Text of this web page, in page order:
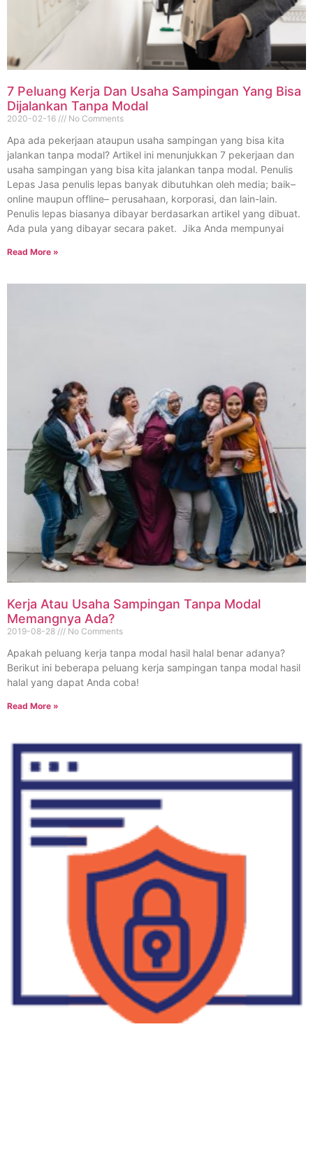
7 Peluang Kerja Dan Usaha Sampingan Yang Bisa
Dijalankan Tanpa Modal
2020-02-16 No Comments
Apa ada pekerjaan ataupun usaha sampingan yang bisa kita
jalankan tanpa modal? Artikel ini menunjukkan 7 pekerjaan dan
usaha sampingan yang bisa kita jalankan tanpa modal. Penulis
Lepas Jasa penulis lepas banyak dibutuhkan oleh media; baik–
online maupun offline– perusahaan, korporasi, dan lain-lain.
Penulis lepas biasanya dibayar berdasarkan artikel yang dibuat.
Ada pula yang dibayar secara paket. Jika Anda mempunyai
Read More »
Kerja Atau Usaha Sampingan Tanpa Modal
Memangnya Ada?
2019-08-28 No Comments
Apakah peluang kerja tanpa modal hasil halal benar adanya?
Berikut ini beberapa peluang kerja sampingan tanpa modal hasil
halal yang dapat Anda coba!
Read More »